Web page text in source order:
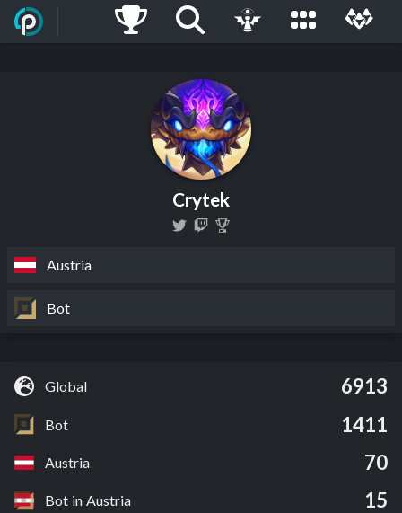
Crytek
Austria
Bot
Global 6913
Bot 1411
Austria 70
Bot in Austria 15